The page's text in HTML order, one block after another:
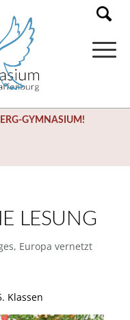
GYMNASIUM!
LESUNG
, Europa vernetzt
Klassen